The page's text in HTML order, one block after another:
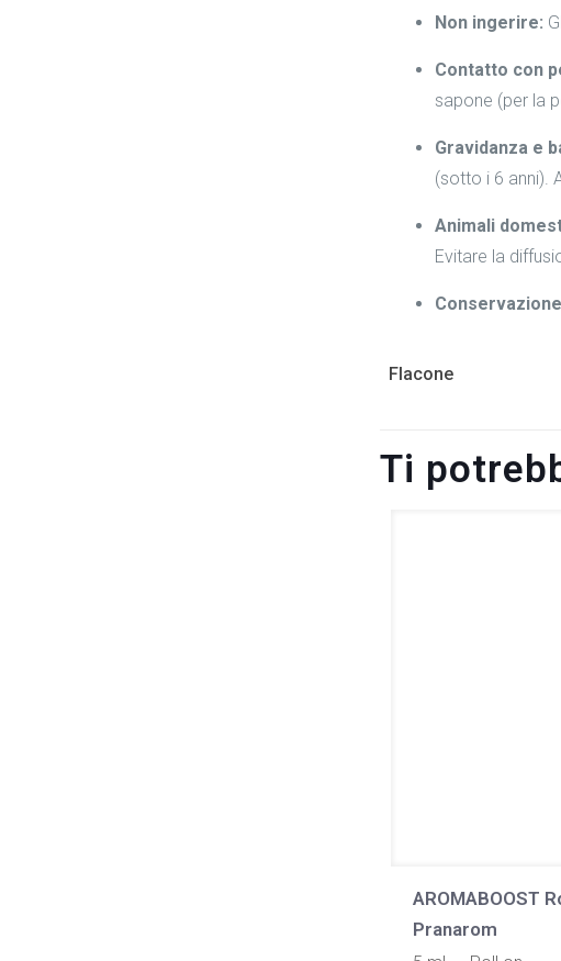
Non ingerire:
Contatto con
sapone (per la
Gravidanza e
(sotto i 6 anni).
Animali
Evitare la
Flacone
Ti
AROMABOOST
Pranarom